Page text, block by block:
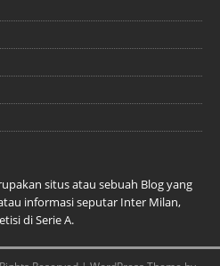
situs atau sebuah Blog yang
informasi seputar Inter Milan,
di Serie A.